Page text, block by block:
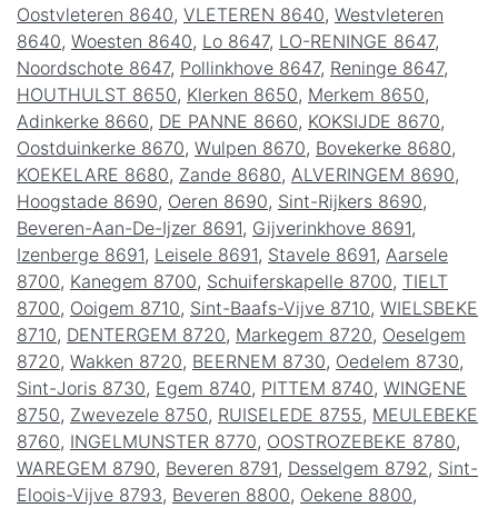
Oostvleteren 8640, VLETEREN 8640, Westvleteren
8640, Woesten 8640, Lo 8647, LO-RENINGE 8647,
Noordschote 8647, Pollinkhove 8647, Reninge 8647,
HOUTHULST 8650, Klerken 8650, Merkem 8650,
Adinkerke 8660, DE PANNE 8660, KOKSIJDE 8670,
Oostduinkerke 8670, Wulpen 8670, Bovekerke 8680,
KOEKELARE 8680, Zande 8680, ALVERINGEM 8690,
Hoogstade 8690, Oeren 8690, Sint-Rijkers 8690,
Beveren-Aan-De-Ijzer 8691, Gijverinkhove 8691,
Izenberge 8691, Leisele 8691, Stavele 8691, Aarsele
8700, Kanegem 8700, Schuiferskapelle 8700, TIELT
8700, Ooigem 8710, Sint-Baafs-Vijve 8710, WIELSBEKE
8710, DENTERGEM 8720, Markegem 8720, Oeselgem
8720, Wakken 8720, BEERNEM 8730, Oedelem 8730,
Sint-Joris 8730, Egem 8740, PITTEM 8740, WINGENE
8750, Zwevezele 8750, RUISELEDE 8755, MEULEBEKE
8760, INGELMUNSTER 8770, OOSTROZEBEKE 8780,
WAREGEM 8790, Beveren 8791, Desselgem 8792 , Sint-
Eloois-Vijve 8793, Beveren 8800, Oekene 8800,